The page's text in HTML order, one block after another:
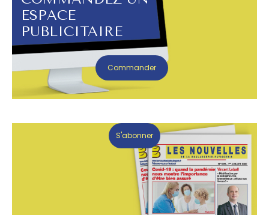
ESPACE
PUBLICITAIRE
Commander
S'abonner